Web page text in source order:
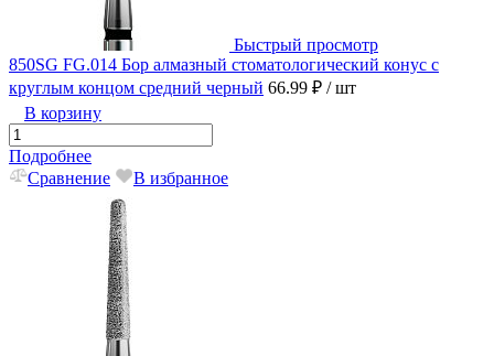
Быстрый просмотр
850SG FG.014 Бор алмазный стоматологический конус с
круглым концом средний черный 66.99 ₽ / шт
В корзину
Подробнее
Сравнение
В избранное